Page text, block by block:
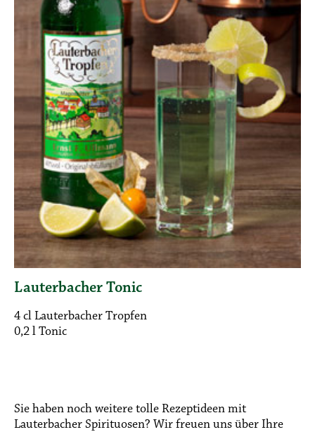
Lauterbacher Tonic
4 cl Lauterbacher Tropfen
0,2 l Tonic
Sie haben noch weitere tolle Rezeptideen mit
Lauterbacher Spirituosen? Wir freuen uns über Ihre